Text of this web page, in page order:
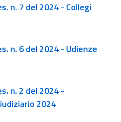
n. 6 del 2024 - Udienze
n. 2 del 2024 -
2024